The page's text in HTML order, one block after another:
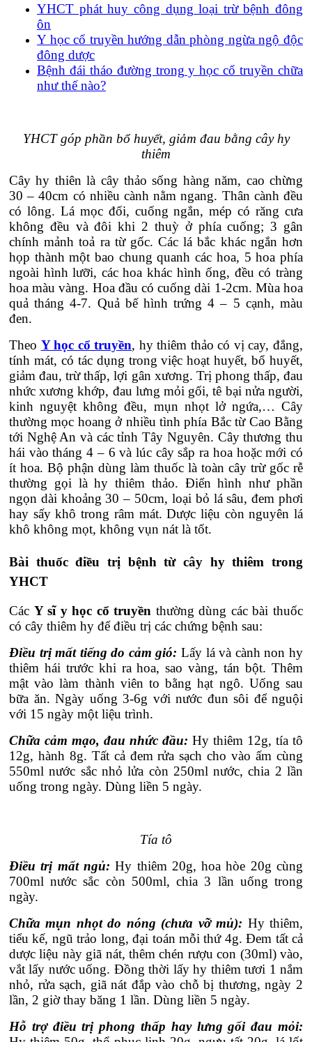
YHCT phát huy công dụng loại trừ bệnh đông
ôn
Y học cổ truyền hướng dẫn phòng ngừa ngộ độc
đông dược
Bệnh đái tháo đường trong y học cổ truyền chữa
như thế nào?
YHCT góp phần bổ huyết, giảm đau bằng cây hy
thiêm
Cây hy thiên là cây thảo sống hàng năm, cao chừng
30 – 40cm có nhiều cành nằm ngang. Thân cành đều
có lông. Lá mọc đối, cuống ngắn, mép có răng cưa
không đều và đôi khi 2 thuỳ ở phía cuống; 3 gân
chính mảnh toả ra từ gốc. Các lá bắc khác ngắn hơn
họp thành một bao chung quanh các hoa, 5 hoa phía
ngoài hình lưỡi, các hoa khác hình ống, đều có tràng
hoa màu vàng. Hoa đầu có cuống dài 1-2cm. Mùa hoa
quả tháng 4-7. Quả bế hình trứng 4 – 5 cạnh, màu
đen.
Theo Y học cổ truyền, hy thiêm thảo có vị cay, đắng,
tính mát, có tác dụng trong việc hoạt huyết, bổ huyết,
giảm đau, trừ thấp, lợi gân xương. Trị phong thấp, đau
nhức xương khớp, đau lưng mỏi gối, tê bại nửa người,
kinh nguyệt không đều, mụn nhọt lở ngứa,… Cây
thường mọc hoang ở nhiều tình phía Bắc từ Cao Bằng
tới Nghệ An và các tỉnh Tây Nguyên. Cây thương thu
hái vào tháng 4 – 6 và lúc cây sắp ra hoa hoặc mới có
ít hoa. Bộ phận dùng làm thuốc là toàn cây trừ gốc rễ
thường gọi là hy thiêm thảo. Điển hình như phần
ngọn dài khoảng 30 – 50cm, loại bỏ lá sâu, đem phơi
hay sấy khô trong râm mát. Dược liệu còn nguyên lá
khô không mọt, không vụn nát là tốt.
Bài thuốc điều trị bệnh từ cây hy thiêm trong
YHCT
Các Y sĩ y học cổ truyền thường dùng các bài thuốc
có cây thiêm hy để điều trị các chứng bệnh sau:
Điều trị mất tiếng do cảm gió: Lấy lá và cành non hy
thiêm hái trước khi ra hoa, sao vàng, tán bột. Thêm
mật vào làm thành viên to bằng hạt ngô. Uống sau
bữa ăn. Ngày uống 3-6g với nước đun sôi để nguội
với 15 ngày một liệu trình.
Chữa cảm mạo, đau nhức đầu: Hy thiêm 12g, tía tô
12g, hành 8g. Tất cả đem rửa sạch cho vào ấm cùng
550ml nước sắc nhỏ lửa còn 250ml nước, chia 2 lần
uống trong ngày. Dùng liền 5 ngày.
Tía tô
Điều trị mất ngủ: Hy thiêm 20g, hoa hòe 20g cùng
700ml nước sắc còn 500ml, chia 3 lần uống trong
ngày.
Chữa mụn nhọt do nóng (chưa vỡ mủ): Hy thiêm,
tiểu kế, ngũ trảo long, đại toán mỗi thứ 4g. Đem tất cả
dược liệu này giã nát, thêm chén rượu con (30ml) vào,
vắt lấy nước uống. Đồng thời lấy hy thiêm tươi 1 nắm
nhỏ, rửa sạch, giã nát đắp vào chỗ bị thương, ngày 2
lần, 2 giờ thay băng 1 lần. Dùng liền 5 ngày.
Hỗ trợ điều trị phong thấp hay lưng gối đau mỏi: